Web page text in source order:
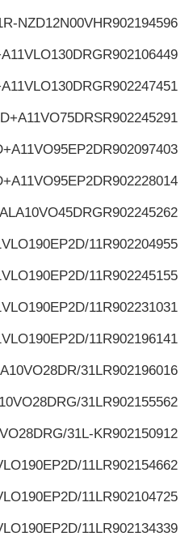
R902194596
NZD12N00VH
R902106449
R902247451
R902245291
R902097403
R902228014
R902245262
R902204955
11
R902245155
11
R902231031
11
R902196141
11
R902196016
31L
R902155562
31L
R902150912
31L-K
R902154662
11L
R902104725
11L
R902134339
11L